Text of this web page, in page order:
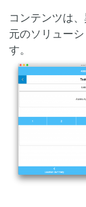
コンテンツは
元のソリュー
す。